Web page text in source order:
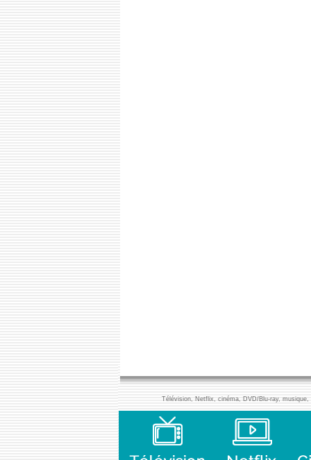
Télévision, Netflix, cinéma, DVD/Blu-ray,